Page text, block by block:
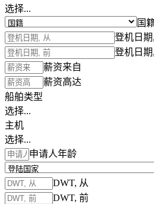
选择...
国
登机日期
登机日
薪资来自
薪资高达
船舶类型
选择...
主机
选择...
申请人年龄
DWT, 从
DWT, 前